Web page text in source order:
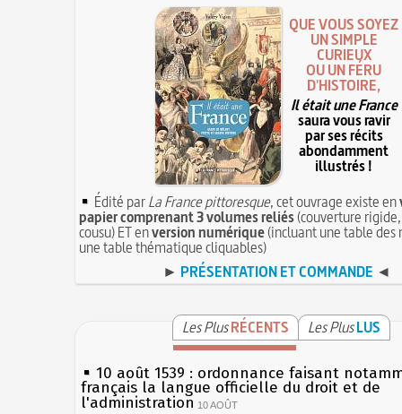
QUE VOUS SOYEZ
UN SIMPLE
CURIEUX
OU UN FÉRU
D'HISTOIRE,
Il était une France
saura vous ravir
par ses récits
abondamment
illustrés !
Édité parLa France pittoresque, cet ouvrage existe en
papier comprenant 3 volumes reliés(couverture
cousu) ET enversion numérique(incluant une table des
une table thématique cliquables)
► PRÉSENTATION ET COMMANDE ◄
Les PlusRÉCENTS Les PlusLUS
10 août 1539 : ordonnance faisant
français la langue officielle du droit et de
l'administration 10 AOÛT